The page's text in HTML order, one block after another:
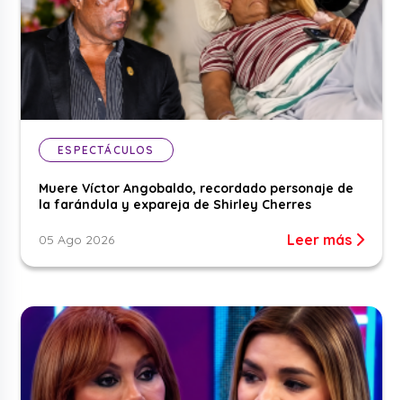
ESPECTÁCULOS
Muere Víctor Angobaldo, recordado personaje de
la farándula y expareja de Shirley Cherres
05 Ago 2026 Leer más